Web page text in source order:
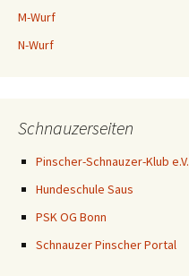
M-Wurf
N-Wurf
Schnauzerseiten
Pinscher-Schnauzer-Klub e.V.
Hundeschule Saus
PSK OG Bonn
Schnauzer Pinscher Portal